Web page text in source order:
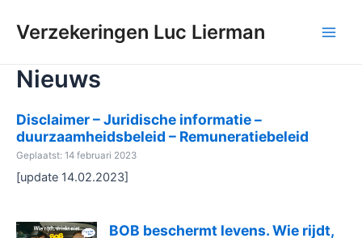
naarVerzekeringen Luc Lierman
Nieuws
Disclaimer – Juridische informatie –
duurzaamheidsbeleid – Remuneratiebeleid
Geplaatst: 14 februari 2023
[update 14.02.2023]
BOB beschermt levens. Wie rijdt,